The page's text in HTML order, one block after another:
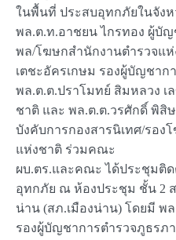
ในพื้นที่ ประสบอุทกภัยในจัง
พล.ต.ท.อาชยน ไกรทอง ผู้บั
พล/โฆษกสำนักงานตำรวจแ
เตชะอัครเกษม รองผู้บัญชาก
พล.ต.ต.ปราโมทย์ สิมหลวง เ
ชาติ และ พล.ต.ต.วรศักดิ์ พิสิ
บังคับการกองสารนิเทศ/รอง
แห่งชาติ ร่วมคณะ
ผบ.ตร.และคณะ ได้ประชุมติ
อุทกภัย ณ ห้องประชุม ชั้น 2
น่าน (สภ.เมืองน่าน) โดยมี พ
รองผู้บัญชาการตำรวจภูธรภ